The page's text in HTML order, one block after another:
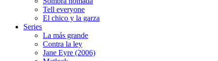
Tell everyone
El chico y la garza
Series
La más grande
Contra la ley
Jane Eyre (2006)